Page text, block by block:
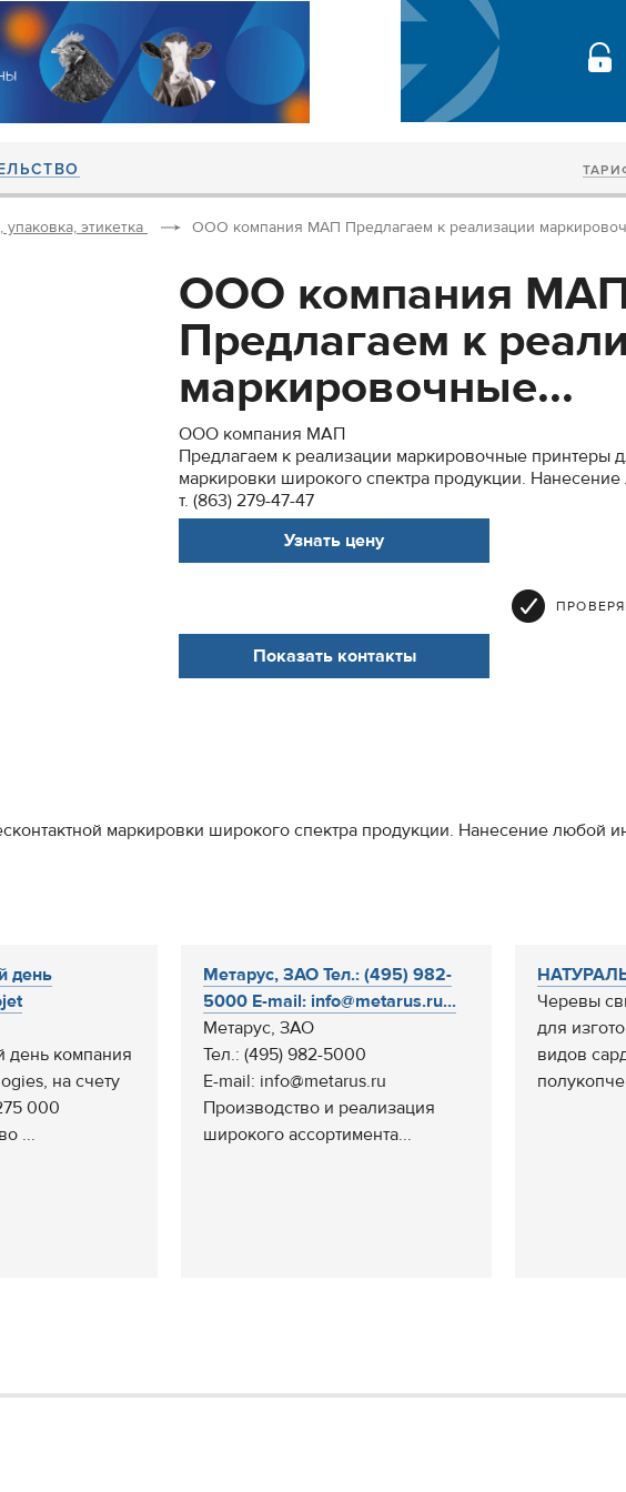
упаковка, этикетка ООО компания МАП Предлагаем к реализации
ООО компания
Предлагаем к
маркировочные...
ООО компания МАП
Предлагаем к реализации маркировочные принтеры
маркировки широкого спектра продукции.
т. (863) 279-47-47
Узнать цену
Показать контакты
маркировки широкого спектра продукции. Нанесение любой
день
день компания
на счету
000
...
Метарус, ЗАО Тел.: (495) 982-
5000 E-mail: info@metarus.ru...
Метарус, ЗАО
Тел.: (495) 982-5000
E-mail: info@metarus.ru
Производство и реализация
широкого ассортимента...
Черевы
для
видов